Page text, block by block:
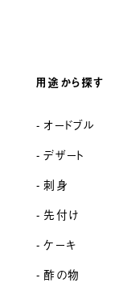
用途から探す
オードブル
デザート
刺身
先付け
ケーキ
酢の物